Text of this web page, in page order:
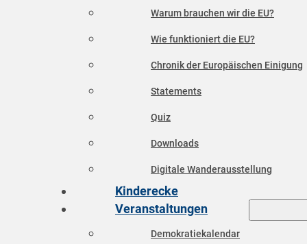
Warum brauchen wir die EU?
Wie funktioniert die EU?
Chronik der Europäischen Einigung
Statements
Quiz
Downloads
Digitale Wanderausstellung
Kinderecke
Veranstaltungen
Demokratiekalendar